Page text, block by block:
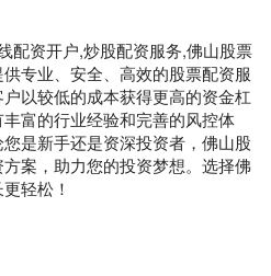
配资开户,炒股配资服务,佛山股票
专业、安全、高效的股票配资服
以较低的成本获得更高的资金杠
富的行业经验和完善的风控体
是新手还是资深投资者，佛山股
案，助力您的投资梦想。选择佛
轻松！